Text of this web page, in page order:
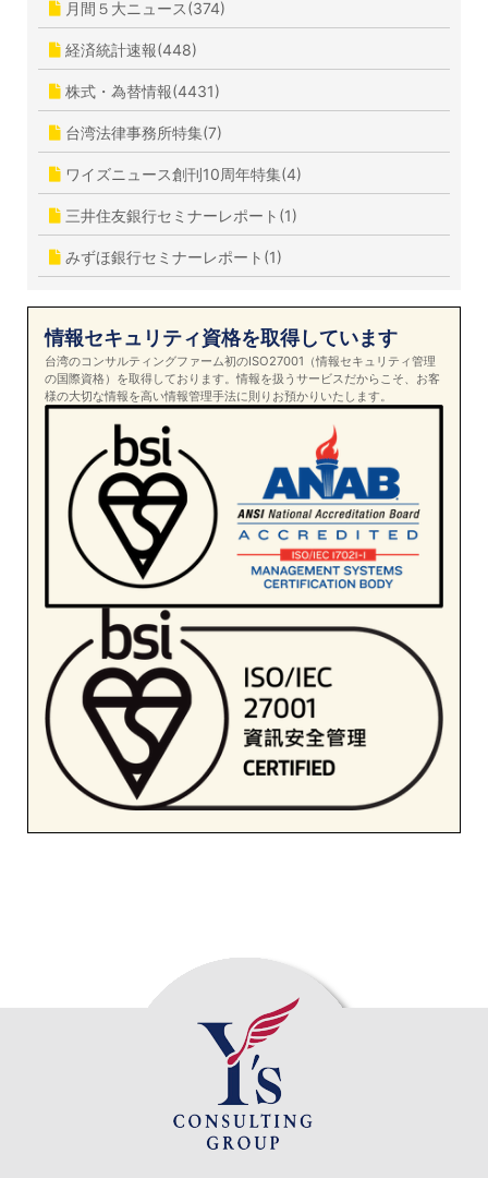
月間５大ニュース(374)
経済統計速報(448)
株式・為替情報(4431)
台湾法律事務所特集(7)
ワイズニュース創刊10周年特集(4)
三井住友銀行セミナーレポート(1)
みずほ銀行セミナーレポート(1)
情報セキュリティ資格を取得しています
台湾のコンサルティングファーム初のISO27001（情報セキュリティ管理
の国際資格）を取得しております。情報を扱うサービスだからこそ、お客
様の大切な情報を高い情報管理手法に則りお預かりいたします。